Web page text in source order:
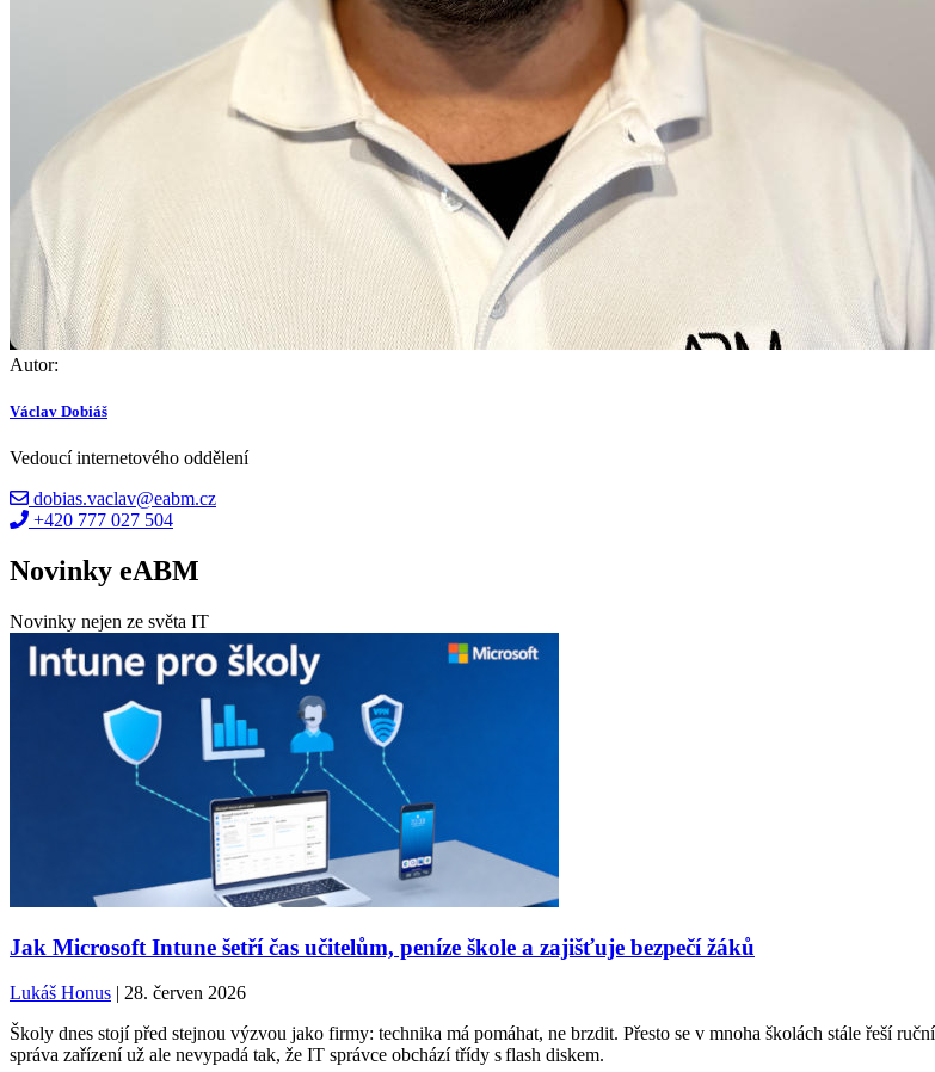
Autor:
Václav Dobiáš
Vedoucí internetového oddělení
dobias.vaclav@eabm.cz
+420 777 027 504
Novinky eABM
Novinky nejen ze světa IT
Jak Microsoft Intune šetří čas učitelům, peníze škole a zajišťuje bezpečí žáků
Lukáš Honus | 28. červen 2026
Školy dnes stojí před stejnou výzvou jako firmy: technika má pomáhat, ne brzdit. Přesto se v mnoha školách stále řeší
správa zařízení už ale nevypadá tak, že IT správce obchází třídy s flash diskem.